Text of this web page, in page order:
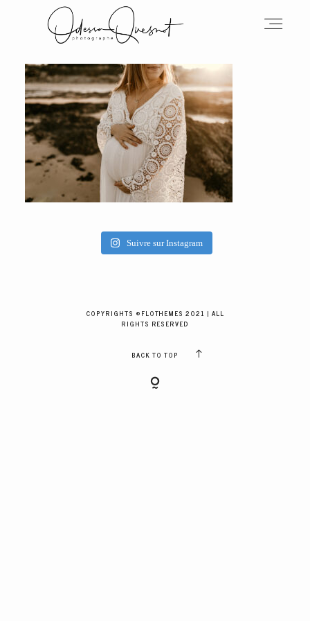
Suivre sur Instagram
COPYRIGHTS ©FLOTHEMES 2021 | ALL
RIGHTS RESERVED
BACK TO TOP
INFOS
MON TRAVAIL
VOS MOTS D'AMOUR
GALERIES CLIENTS
RÉSERVER